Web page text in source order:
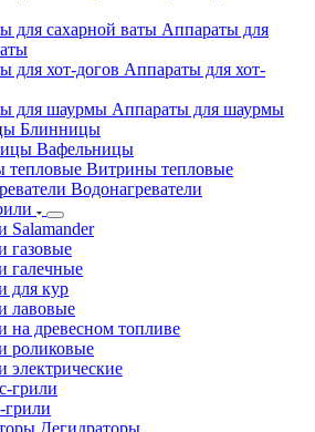
Аппараты для
Аппараты для хот-
Аппараты для шаурмы
Блинницы
Вафельницы
Витрины тепловые
Водонагреватели
Salamander
газовые
галечные
для кур
лавовые
на древесном топливе
роликовые
электрические
грили
Дегидраторы